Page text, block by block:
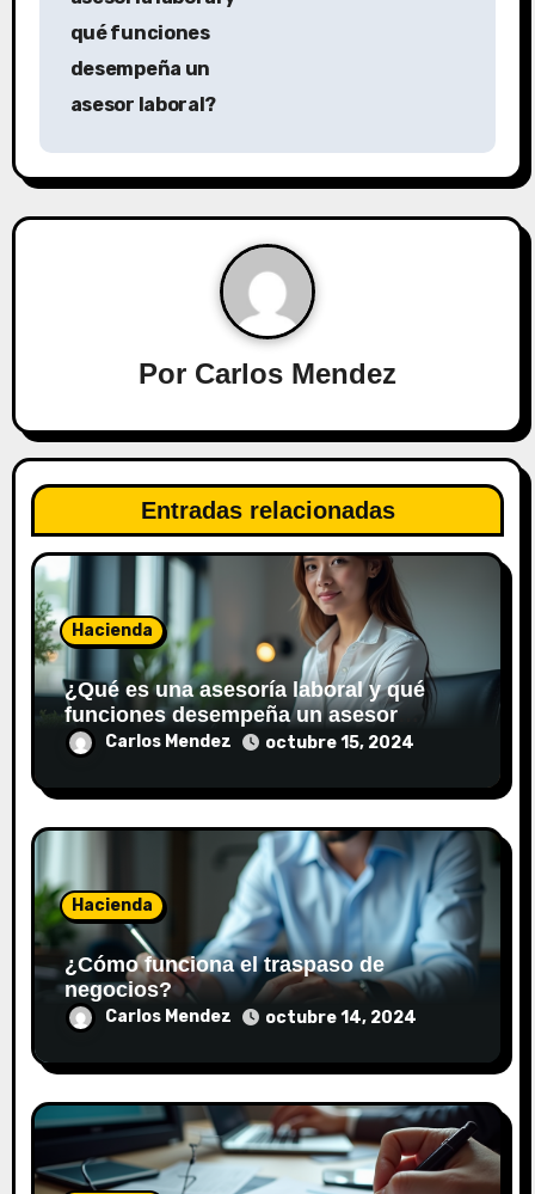
a
c
d
e
e
n
t
r
a
a
s
qué funciones
desempeña un
asesor laboral?
Por Carlos Mendez
Entradas relacionadas
Hacienda
¿Qué es una asesoría laboral y qué
funciones desempeña un asesor
laboral?Carlos Mendez octubre 15, 2024
Hacienda
¿Cómo funciona el traspaso de
negocios?
Carlos Mendez octubre 14, 2024